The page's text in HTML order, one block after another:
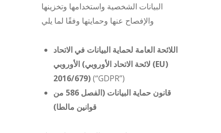
البيانات الشخصية واستخدامها وتخزينها
والإفصاح عنها وحمايتها وفقًا لما يلي
اللائحة العامة لحماية البيانات في الاتحاد
الأوروبي (لائحة الاتحاد الأوروبي (EU)
2016/679)(“GDPR”)
قانون حماية البيانات (الفصل 586 من
قوانين مالطا)